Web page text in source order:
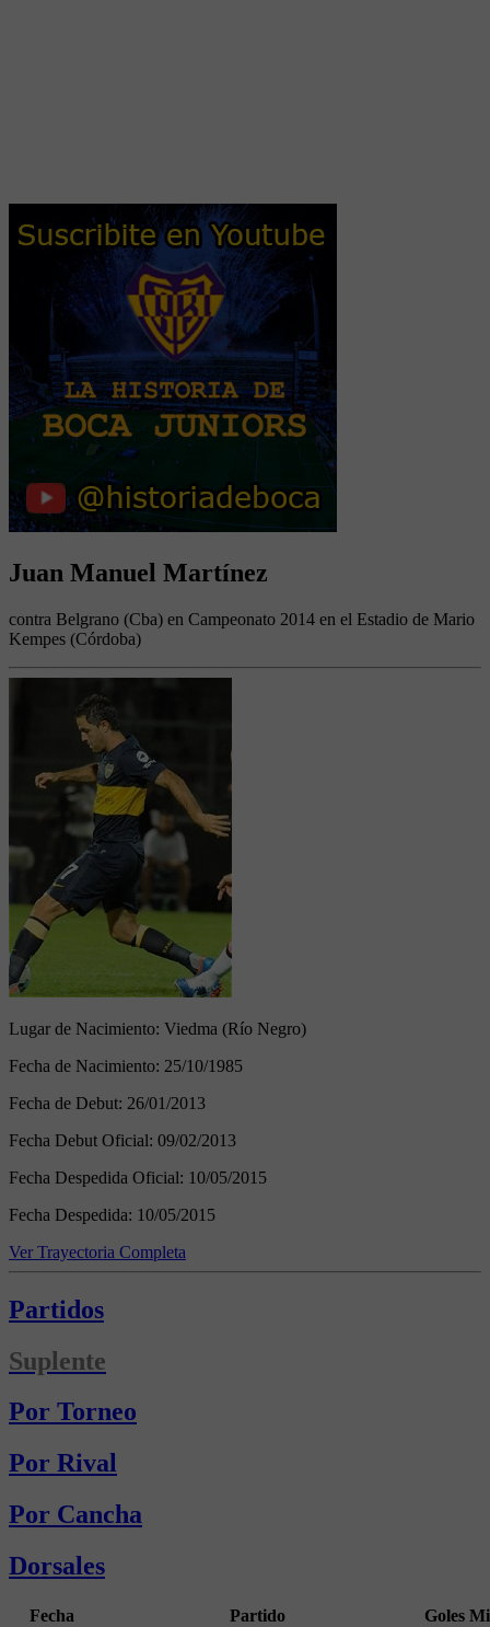
Juan Manuel Martínez
contra Belgrano (Cba) en Campeonato 2014 en el Estadio de Mario
Kempes (Córdoba)
Lugar de Nacimiento: Viedma (Río Negro)
Fecha de Nacimiento: 25/10/1985
Fecha de Debut: 26/01/2013
Fecha Debut Oficial: 09/02/2013
Fecha Despedida Oficial: 10/05/2015
Fecha Despedida: 10/05/2015
Ver Trayectoria Completa
Partidos
Suplente
Por Torneo
Por Rival
Por Cancha
Dorsales
Fecha Partido Goles